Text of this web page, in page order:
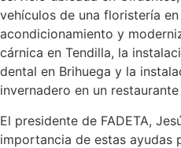
vehículos de una floristería en
acondicionamiento y
cárnica en Tendilla, la
dental en Brihuega y la
invernadero en un
El presidente de FADETA,
importancia de estas ayudas